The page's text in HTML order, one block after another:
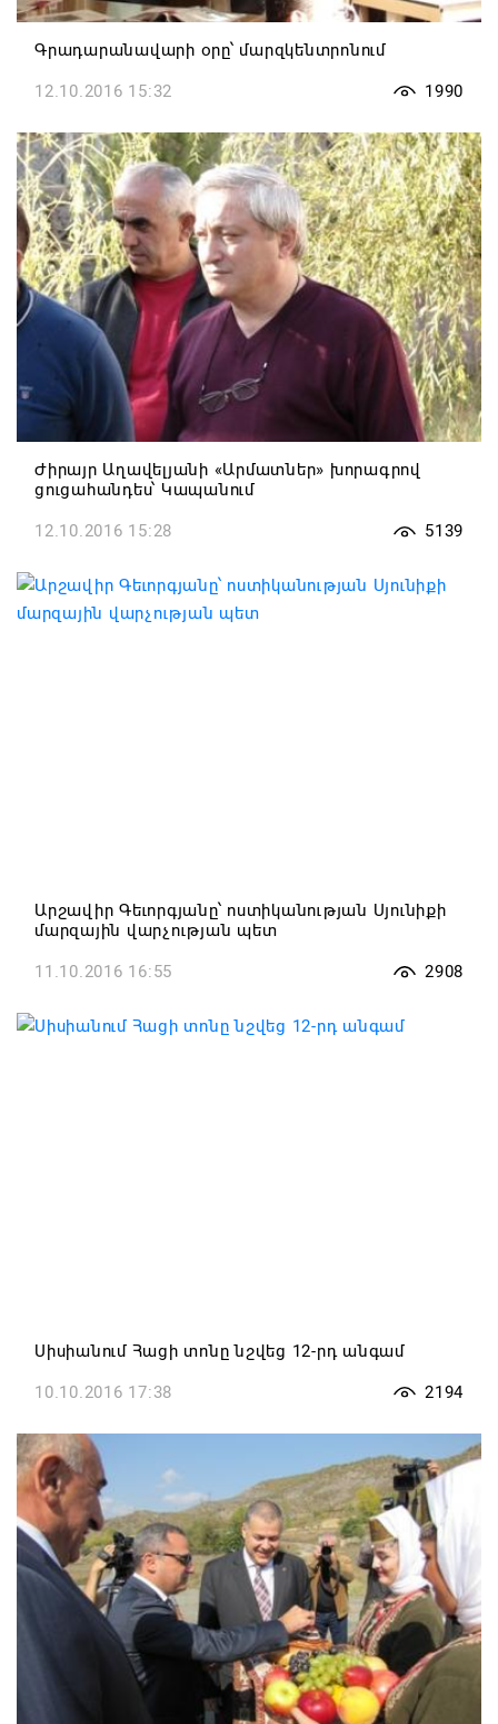
Գրադարանավարի օրը՝ մարզկենտրոնում
12.10.2016 15:32 1990
Ժիրայր Աղավելյանի «Արմատներ» խորագրով
ցուցահանդես՝ Կապանում
12.10.2016 15:28 5139
Արշավիր Գեւորգյանը՝ ոստիկանության Սյունիքի
մարզային վարչության պետ
11.10.2016 16:55 2908
Սիսիանում Հացի տոնը նշվեց 12-րդ անգամ
10.10.2016 17:38 2194